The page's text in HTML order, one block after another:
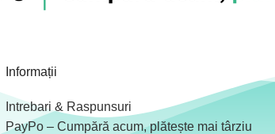
Informații
Intrebari & Raspunsuri
PayPo – Cumpără acum, plătește mai târziu